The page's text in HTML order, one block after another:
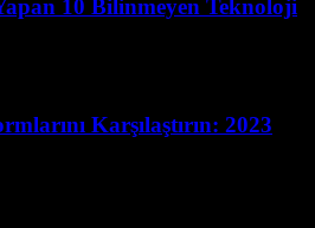
10 Bilinmeyen Teknoloji
Karşılaştırın: 2023